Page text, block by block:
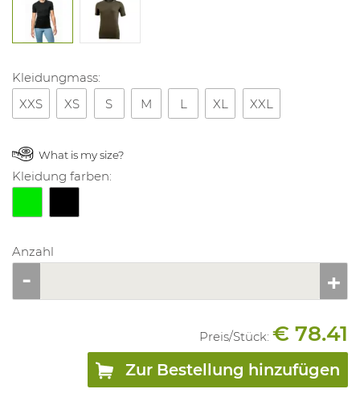
Kleidungmass:
XXS
XS S M L XL XXL
What is my size?
Kleidung farben:
Anzahl
Preis/Stück: € 78.41
Zur Bestellung hinzufügen